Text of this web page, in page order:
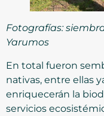
Fotografías:
Yarumos
En total fueron
nativas, entre ellas
enriquecerán la
servicios